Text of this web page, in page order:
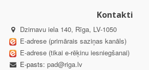
Kontakti
Dzirnavu iela 140, Rīga, LV-1050
E-adrese (primārais saziņas kanāls)
E-adrese (tikai e-rēķinu iesniegšanai)
E-pasts: pad@riga.lv